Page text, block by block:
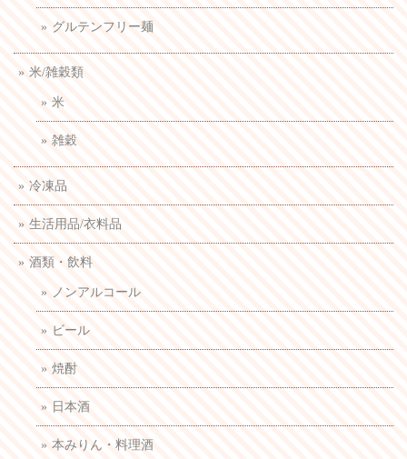
グルテンフリー麺
米/雑穀類
米
雑穀
冷凍品
生活用品/衣料品
酒類・飲料
ノンアルコール
ビール
焼酎
日本酒
本みりん・料理酒